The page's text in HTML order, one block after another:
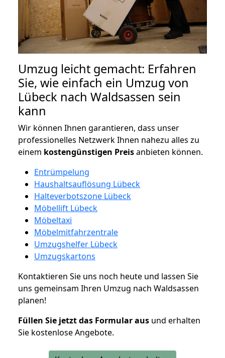
Umzug leicht gemacht: Erfahren
Sie, wie einfach ein Umzug von
Lübeck nach Waldsassen sein
kann
Wir können Ihnen garantieren, dass unser
professionelles Netzwerk Ihnen nahezu alles zu
einem kostengünstigen Preisanbieten können.
Entrümpelung
Haushaltsauflösung Lübeck
Halteverbotszone Lübeck
Möbellift Lübeck
Möbeltaxi
Möbelmitfahrzentrale
Umzugshelfer Lübeck
Umzugskartons
Kontaktieren Sie uns noch heute und lassen Sie
uns gemeinsam Ihren Umzug nach Waldsassen
planen!
Füllen Sie jetzt das Formular aus und erhalten
Sie kostenlose Angebote.